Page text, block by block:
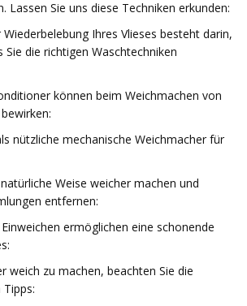
Lassen Sie uns diese Techniken erkunden:
Ihres Vlieses besteht darin,
Sie die richtigen Waschtechniken
können beim Weichmachen von
nützliche mechanische Weichmacher für
Weise weicher machen und
entfernen:
ermöglichen eine schonende
weich zu machen, beachten Sie die